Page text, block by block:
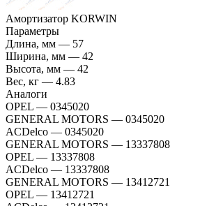
Амортизатор KORWIN
Параметры
Длина, мм — 57
Ширина, мм — 42
Высота, мм — 42
Вес, кг — 4.83
Аналоги
OPEL — 0345020
GENERAL MOTORS — 0345020
ACDelco — 0345020
GENERAL MOTORS — 13337808
OPEL — 13337808
ACDelco — 13337808
GENERAL MOTORS — 13412721
OPEL — 13412721